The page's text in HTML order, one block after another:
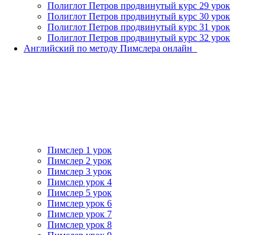
Полиглот Петров продвинутый курс 29 урок
Полиглот Петров продвинутый курс 30 урок
Полиглот Петров продвинутый курс 31 урок
Полиглот Петров продвинутый курс 32 урок
Английский по методу Пимслера онлайн_
Пимслер 1 урок
Пимслер 2 урок
Пимслер 3 урок
Пимслер урок 4
Пимслер 5 урок
Пимслер урок 6
Пимслер урок 7
Пимслер урок 8